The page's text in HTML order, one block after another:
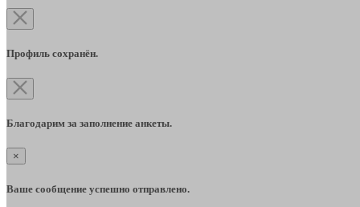
Профиль сохранён.
Благодарим за заполнение анкеты.
×
Ваше сообщение успешно отправлено.